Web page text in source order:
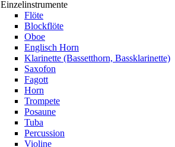
Einzelinstrumente
Flöte
Blockflöte
Oboe
Englisch Horn
Klarinette (Bassetthorn, Bassklarinette)
Saxofon
Fagott
Horn
Trompete
Posaune
Tuba
Percussion
Violine